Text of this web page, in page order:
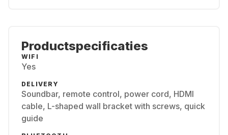
Productspecificaties
WIFI
Yes
DELIVERY
Soundbar, remote control, power cord, HDMI
cable, L-shaped wall bracket with screws, quick
guide